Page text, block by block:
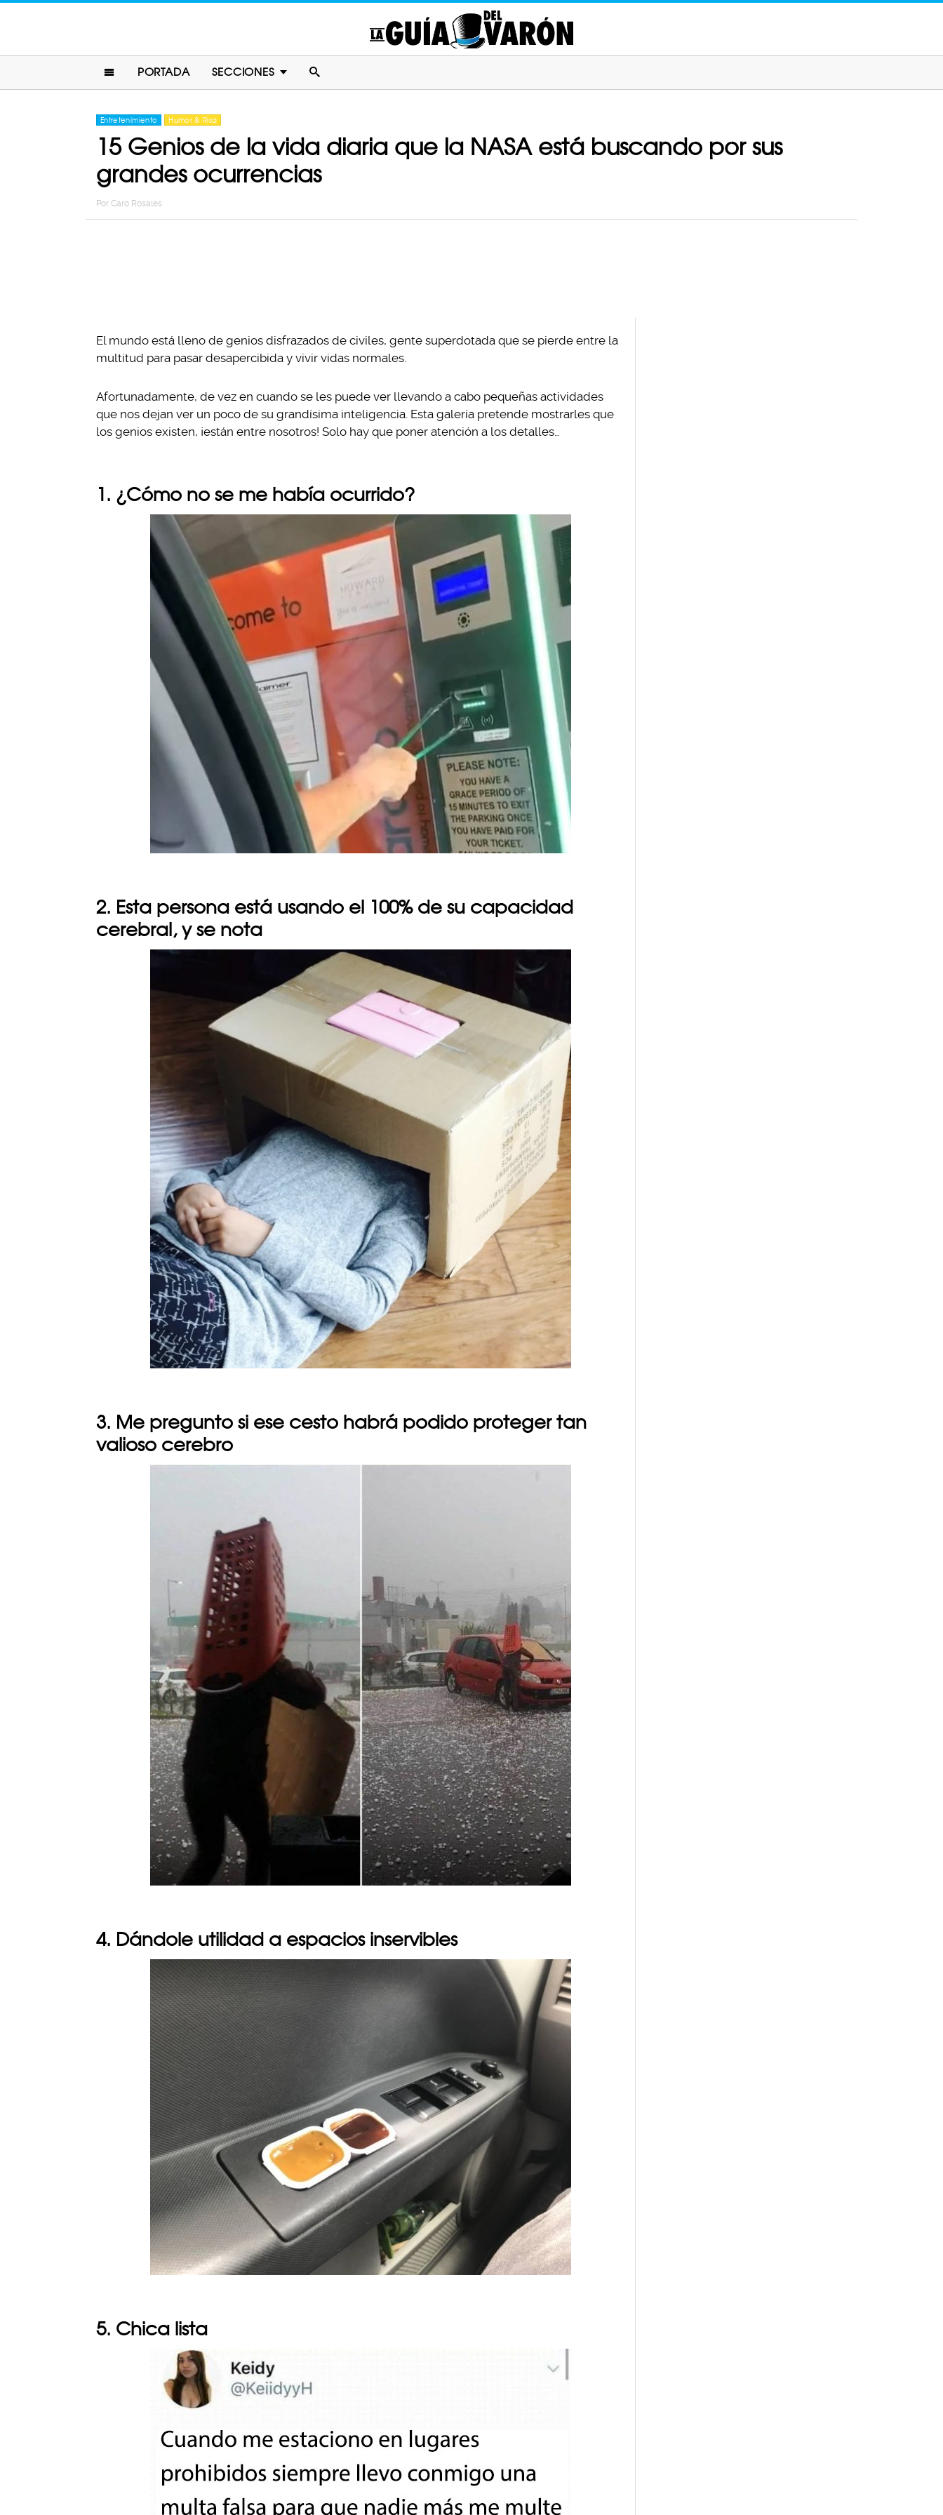
PORTADA SECCIONES
Entretenimiento Humor & Risa
15 Genios de la vida diaria que la NASA está buscando por sus
grandes ocurrencias
Por Caro Rosales
El mundo está lleno de genios disfrazados de civiles, gente superdotada que se pierde entre la
multitud para pasar desapercibida y vivir vidas normales.
Afortunadamente, de vez en cuando se les puede ver llevando a cabo pequeñas actividades
que nos dejan ver un poco de su grandísima inteligencia. Esta galería pretende mostrarles que
los genios existen, ¡están entre nosotros! Solo hay que poner atención a los detalles…
1. ¿Cómo no se me había ocurrido?
2. Esta persona está usando el 100% de su capacidad
cerebral, y se nota
3. Me pregunto si ese cesto habrá podido proteger tan
valioso cerebro
4. Dándole utilidad a espacios inservibles
5. Chica lista